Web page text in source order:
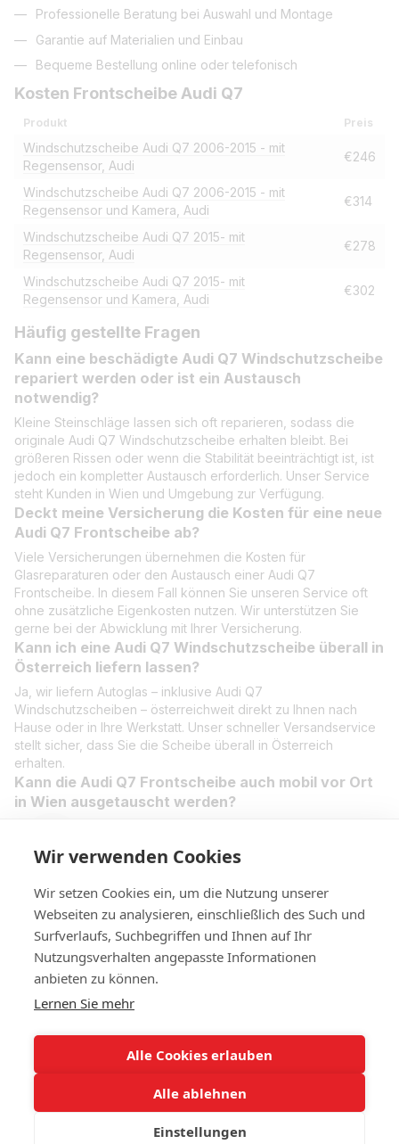
Professionelle Beratung bei Auswahl und Montage
Garantie auf Materialien und Einbau
Bequeme Bestellung online oder telefonisch
Kosten Frontscheibe Audi Q7
Produkt Preis
Windschutzscheibe Audi Q7 2006-2015 - mit
Regensensor, Audi
€246
Windschutzscheibe Audi Q7 2006-2015 - mit
Regensensor und Kamera, Audi
€314
Windschutzscheibe Audi Q7 2015- mit
Regensensor, Audi
€278
Windschutzscheibe Audi Q7 2015- mit
Regensensor und Kamera, Audi
€302
Häufig gestellte Fragen
Kann eine beschädigte Audi Q7 Windschutzscheibe
repariert werden oder ist ein Austausch
notwendig?
Kleine Steinschläge lassen sich oft reparieren, sodass die
originale Audi Q7 Windschutzscheibe erhalten bleibt. Bei
größeren Rissen oder wenn die Stabilität beeinträchtigt ist, ist
jedoch ein kompletter Austausch erforderlich. Unser Service
steht Kunden in Wien und Umgebung zur Verfügung.
Deckt meine Versicherung die Kosten für eine neue
Audi Q7 Frontscheibe ab?
Viele Versicherungen übernehmen die Kosten für
Glasreparaturen oder den Austausch einer Audi Q7
Frontscheibe. In diesem Fall können Sie unseren Service oft
ohne zusätzliche Eigenkosten nutzen. Wir unterstützen Sie
gerne bei der Abwicklung mit Ihrer Versicherung.
Kann ich eine Audi Q7 Windschutzscheibe überall in
Österreich liefern lassen?
Ja, wir liefern Autoglas – inklusive Audi Q7
Windschutzscheiben – österreichweit direkt zu Ihnen nach
Hause oder in Ihre Werkstatt. Unser schneller Versandservice
stellt sicher, dass Sie die Scheibe überall in Österreich
erhalten.
Kann die Audi Q7 Frontscheibe auch mobil vor Ort
in Wien ausgetauscht werden?
Frontscheibe schnell und professionell bei Ihnen vor Ort aus –
+4314420014
© 2023 IHR Autoglas. Ihr Experte für Autoglas
Wir verwenden Cookies
Wir setzen Cookies ein, um die Nutzung unserer
Webseiten zu analysieren, einschließlich des Such und
Surfverlaufs, Suchbegriffen und Ihnen auf Ihr
Nutzungsverhalten angepasste Informationen
anbieten zu können.
Lernen Sie mehr
Alle Cookies erlauben
Alle ablehnen
Einstellungen